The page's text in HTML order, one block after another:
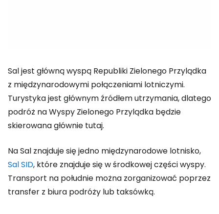
Sal jest główną wyspą Republiki Zielonego Przylądka
z międzynarodowymi połączeniami lotniczymi.
Turystyka jest głównym źródłem utrzymania, dlatego
podróż na Wyspy Zielonego Przylądka będzie
skierowana głównie tutaj.
Na Sal znajduje się jedno międzynarodowe lotnisko,
Sal SID, które znajduje się w środkowej części wyspy.
Transport na południe można zorganizować poprzez
transfer z biura podróży lub taksówką.